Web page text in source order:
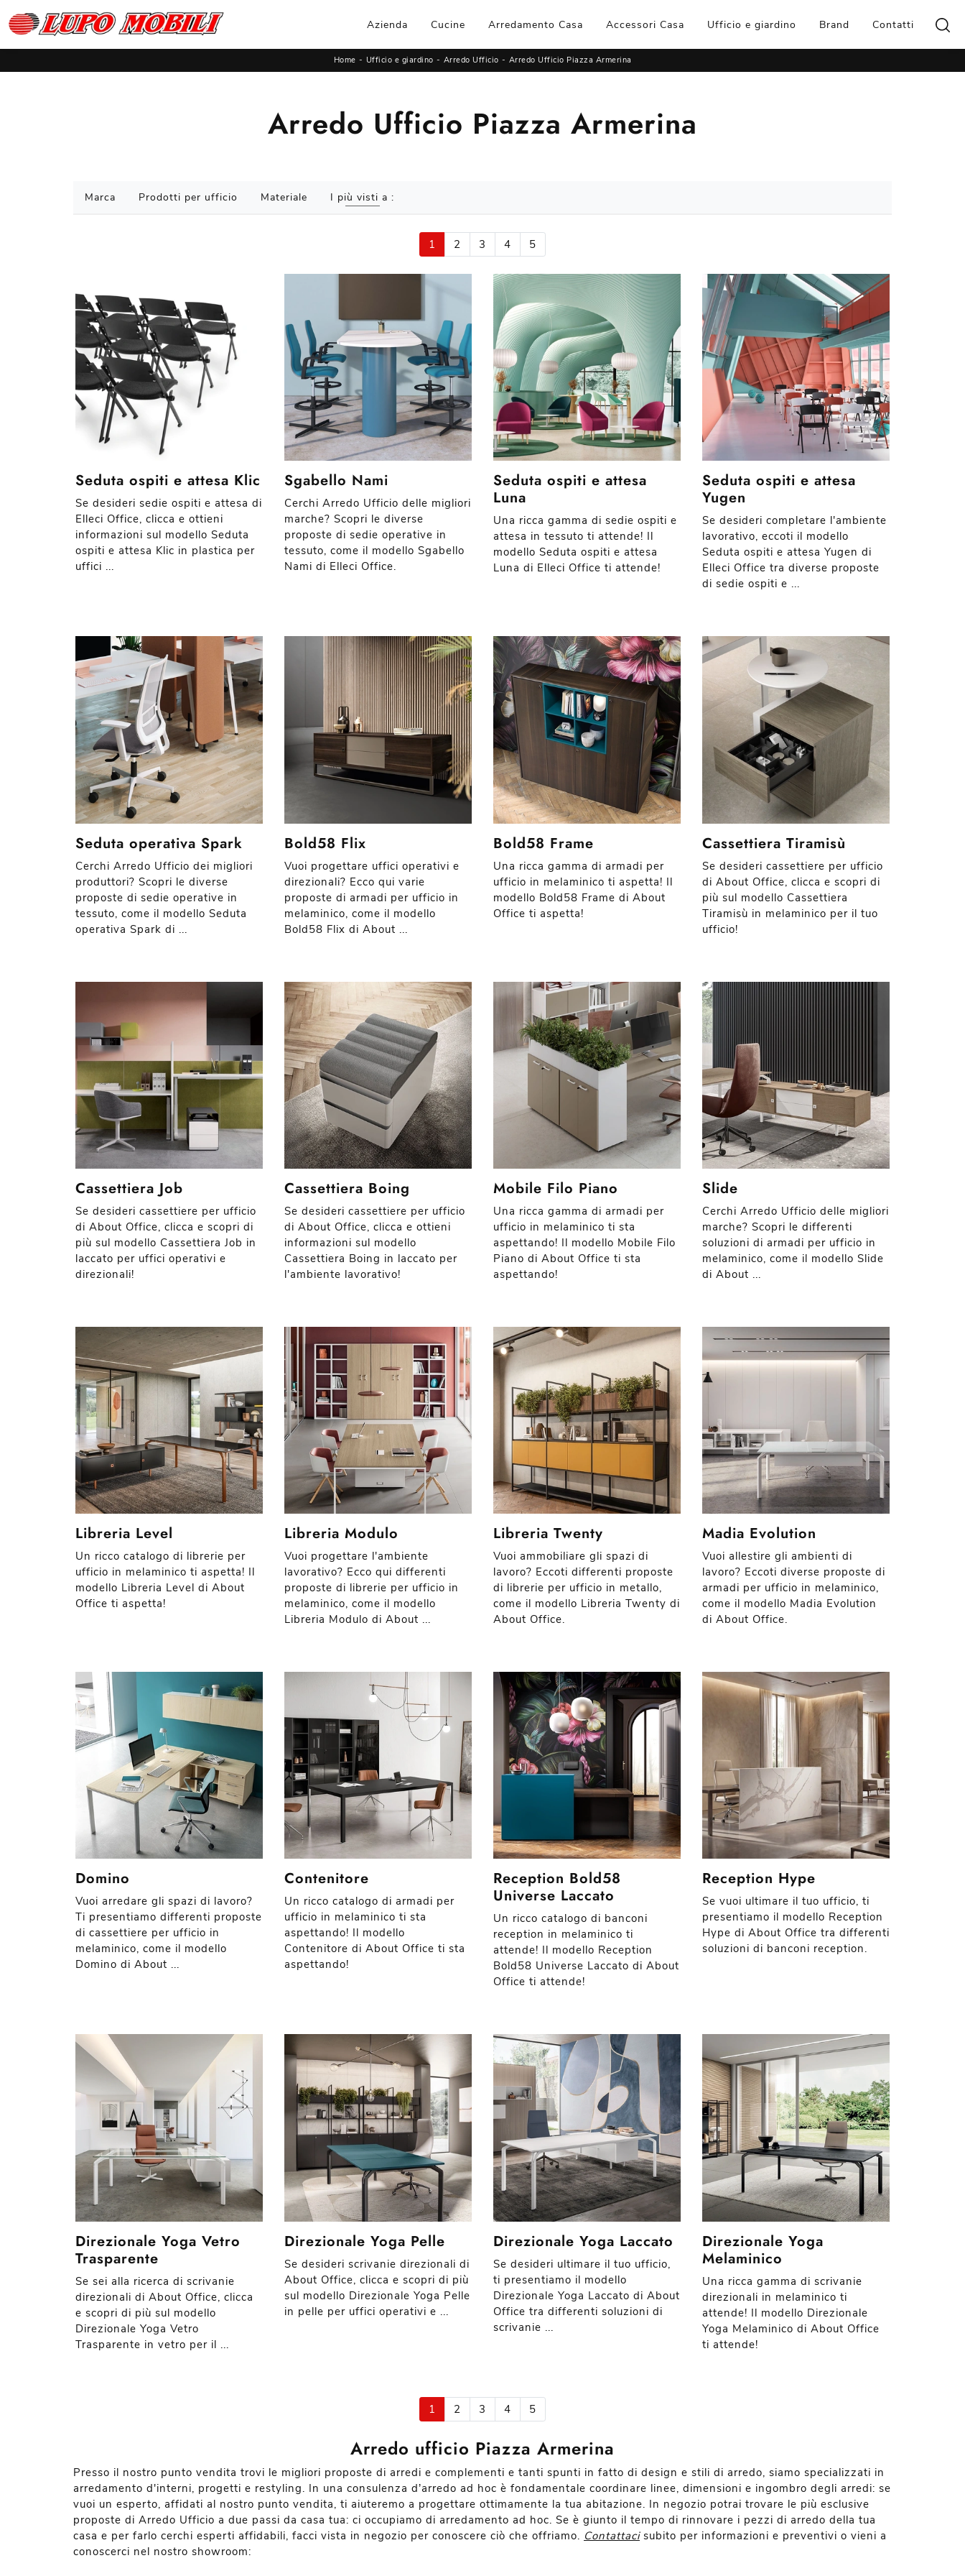
Azienda Cucine Arredamento Casa Accessori Casa Ufficio e giardino Brand Contatti
Home - Ufficio e giardino - Arredo Ufficio - Arredo Ufficio Piazza Armerina
Arredo Ufficio Piazza Armerina
Marca Prodotti per ufficio Materiale I più visti a :
1 2 3 4 5
Seduta ospiti e attesa Klic
Se desideri sedie ospiti e attesa di
Elleci Office, clicca e ottieni
informazioni sul modello Seduta
ospiti e attesa Klic in plastica per
uffici ...
Sgabello Nami
Cerchi Arredo Ufficio delle migliori
marche? Scopri le diverse
proposte di sedie operative in
tessuto, come il modello Sgabello
Nami di Elleci Office.
Seduta ospiti e attesa
Luna
Una ricca gamma di sedie ospiti e
attesa in tessuto ti attende! Il
modello Seduta ospiti e attesa
Luna di Elleci Office ti attende!
Seduta ospiti e attesa
Yugen
Se desideri completare l'ambiente
lavorativo, eccoti il modello
Seduta ospiti e attesa Yugen di
Elleci Office tra diverse proposte
di sedie ospiti e ...
Seduta operativa Spark
Cerchi Arredo Ufficio dei migliori
produttori? Scopri le diverse
proposte di sedie operative in
tessuto, come il modello Seduta
operativa Spark di ...
Bold58 Flix
Vuoi progettare uffici operativi e
direzionali? Ecco qui varie
proposte di armadi per ufficio in
melaminico, come il modello
Bold58 Flix di About ...
Bold58 Frame
Una ricca gamma di armadi per
ufficio in melaminico ti aspetta! Il
modello Bold58 Frame di About
Office ti aspetta!
Cassettiera Tiramisù
Se desideri cassettiere per ufficio
di About Office, clicca e scopri di
più sul modello Cassettiera
Tiramisù in melaminico per il tuo
ufficio!
Cassettiera Job
Se desideri cassettiere per ufficio
di About Office, clicca e scopri di
più sul modello Cassettiera Job in
laccato per uffici operativi e
direzionali!
Cassettiera Boing
Se desideri cassettiere per ufficio
di About Office, clicca e ottieni
informazioni sul modello
Cassettiera Boing in laccato per
l'ambiente lavorativo!
Mobile Filo Piano
Una ricca gamma di armadi per
ufficio in melaminico ti sta
aspettando! Il modello Mobile Filo
Piano di About Office ti sta
aspettando!
Slide
Cerchi Arredo Ufficio delle migliori
marche? Scopri le differenti
soluzioni di armadi per ufficio in
melaminico, come il modello Slide
di About ...
Libreria Level
Un ricco catalogo di librerie per
ufficio in melaminico ti aspetta! Il
modello Libreria Level di About
Office ti aspetta!
Libreria Modulo
Vuoi progettare l'ambiente
lavorativo? Ecco qui differenti
proposte di librerie per ufficio in
melaminico, come il modello
Libreria Modulo di About ...
Libreria Twenty
Vuoi ammobiliare gli spazi di
lavoro? Eccoti differenti proposte
di librerie per ufficio in metallo,
come il modello Libreria Twenty di
About Office.
Madia Evolution
Vuoi allestire gli ambienti di
lavoro? Eccoti diverse proposte di
armadi per ufficio in melaminico,
come il modello Madia Evolution
di About Office.
Domino
Vuoi arredare gli spazi di lavoro?
Ti presentiamo differenti proposte
di cassettiere per ufficio in
melaminico, come il modello
Domino di About ...
Contenitore
Un ricco catalogo di armadi per
ufficio in melaminico ti sta
aspettando! Il modello
Contenitore di About Office ti sta
aspettando!
Reception Bold58
Universe Laccato
Un ricco catalogo di banconi
reception in melaminico ti
attende! Il modello Reception
Bold58 Universe Laccato di About
Office ti attende!
Reception Hype
Se vuoi ultimare il tuo ufficio, ti
presentiamo il modello Reception
Hype di About Office tra differenti
soluzioni di banconi reception.
Direzionale Yoga Vetro
Trasparente
Se sei alla ricerca di scrivanie
direzionali di About Office, clicca
e scopri di più sul modello
Direzionale Yoga Vetro
Trasparente in vetro per il ...
Direzionale Yoga Pelle
Se desideri scrivanie direzionali di
About Office, clicca e scopri di più
sul modello Direzionale Yoga Pelle
in pelle per uffici operativi e ...
Direzionale Yoga Laccato
Se desideri ultimare il tuo ufficio,
ti presentiamo il modello
Direzionale Yoga Laccato di About
Office tra differenti soluzioni di
scrivanie ...
Direzionale Yoga
Melaminico
Una ricca gamma di scrivanie
direzionali in melaminico ti
attende! Il modello Direzionale
Yoga Melaminico di About Office
ti attende!
1 2 3 4 5
Arredo ufficio Piazza Armerina
Presso il nostro punto vendita trovi le migliori proposte di arredi e complementi e tanti spunti in fatto di design e stili di arredo, siamo specializzati in
arredamento d'interni, progetti e restyling. In una consulenza d’arredo ad hoc è fondamentale coordinare linee, dimensioni e ingombro degli arredi: se
vuoi un esperto, affidati al nostro punto vendita, ti aiuteremo a progettare ottimamente la tua abitazione. In negozio potrai trovare le più esclusive
proposte di Arredo Ufficio a due passi da casa tua: ci occupiamo di arredamento ad hoc. Se è giunto il tempo di rinnovare i pezzi di arredo della tua
casa e per farlo cerchi esperti affidabili, facci vista in negozio per conoscere ciò che offriamo. Contattacisubito per informazioni e preventivi o vieni a
conoscerci nel nostro showroom: